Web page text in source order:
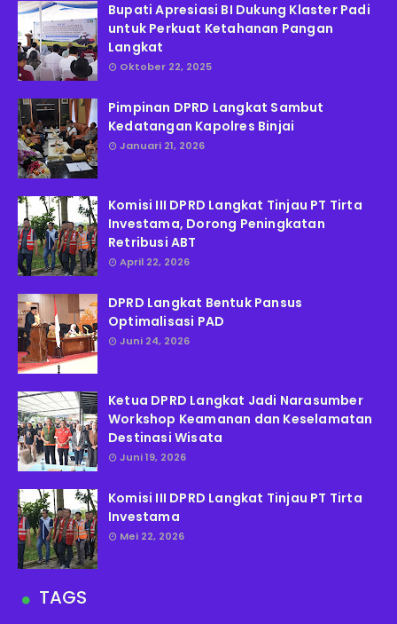
Bupati Apresiasi BI Dukung Klaster Padi
untuk Perkuat Ketahanan Pangan
Langkat
Oktober 22, 2025
Pimpinan DPRD Langkat Sambut
Kedatangan Kapolres Binjai
Januari 21, 2026
Komisi III DPRD Langkat Tinjau PT Tirta
Investama, Dorong Peningkatan
Retribusi ABT
April 22, 2026
DPRD Langkat Bentuk Pansus
Optimalisasi PAD
Juni 24, 2026
Ketua DPRD Langkat Jadi Narasumber
Workshop Keamanan dan Keselamatan
Destinasi Wisata
Juni 19, 2026
Komisi III DPRD Langkat Tinjau PT Tirta
Investama
Mei 22, 2026
TAGS